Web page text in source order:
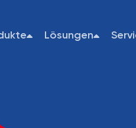
Lösungen